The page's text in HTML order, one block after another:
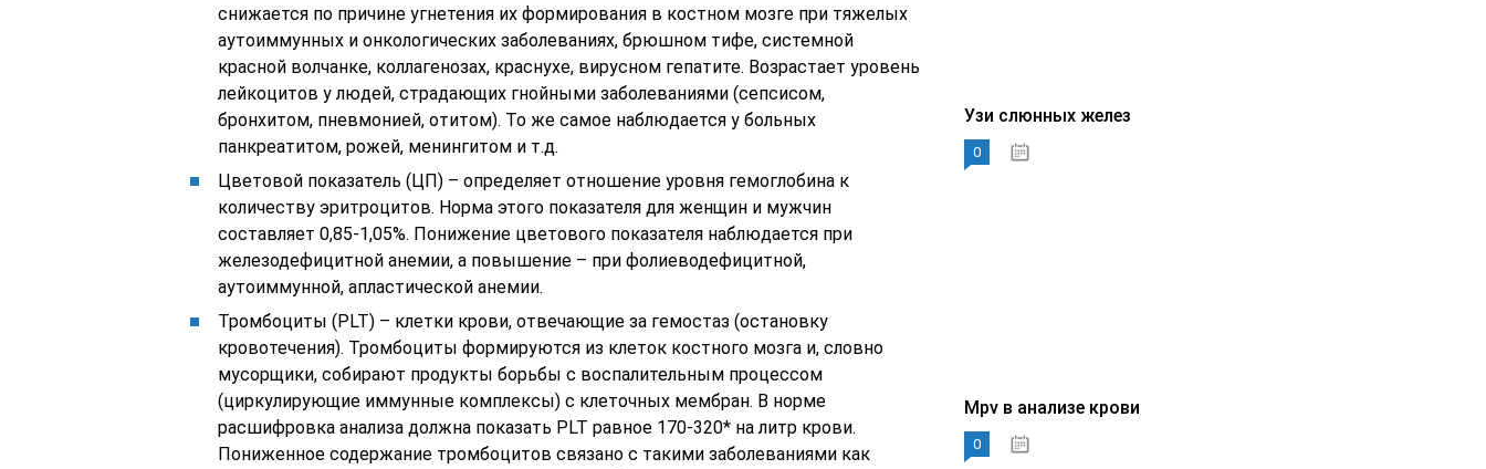
снижается по причине угнетения их формирования в костном мозге при тяжелых
аутоиммунных и онкологических заболеваниях, брюшном тифе, системной
красной волчанке, коллагенозах, краснухе, вирусном гепатите. Возрастает уровень
лейкоцитов у людей, страдающих гнойными заболеваниями (сепсисом,
бронхитом, пневмонией, отитом). То же самое наблюдается у больных
панкреатитом, рожей, менингитом и т.д.
Цветовой показатель (ЦП) – определяет отношение уровня гемоглобина к
количеству эритроцитов. Норма этого показателя для женщин и мужчин
составляет 0,85-1,05%. Понижение цветового показателя наблюдается при
железодефицитной анемии, а повышение – при фолиеводефицитной,
аутоиммунной, апластической анемии.
Тромбоциты (PLT) – клетки крови, отвечающие за гемостаз (остановку
кровотечения). Тромбоциты формируются из клеток костного мозга и, словно
мусорщики, собирают продукты борьбы с воспалительным процессом
(циркулирующие иммунные комплексы) с клеточных мембран. В норме
расшифровка анализа должна показать PLT равное 170-320* на литр крови.
Пониженное содержание тромбоцитов связано с такими заболеваниями как
Узи слюнных желез
0
Mpv в анализе крови
0